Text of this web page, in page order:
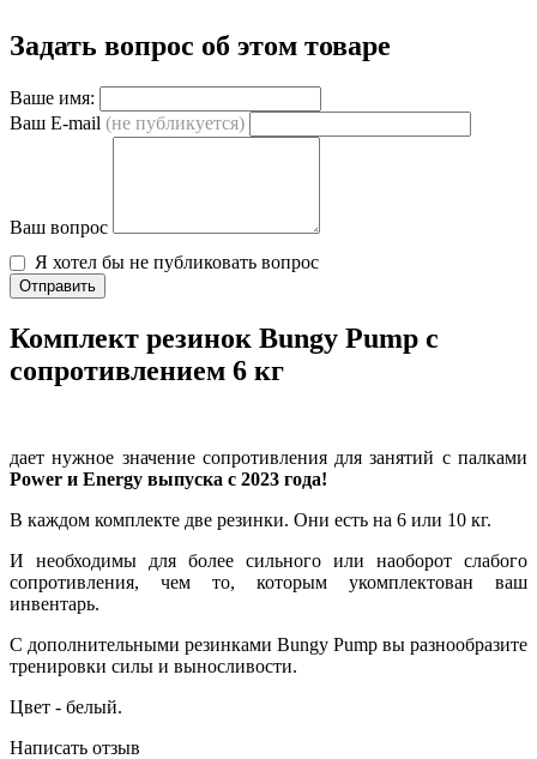
Задать вопрос об этом товаре
Ваше имя:
Ваш E-mail (не публикуется)
Ваш вопрос
Я хотел бы не публиковать вопрос
Отправить
Комплект резинок Bungy Pump с
сопротивлением 6 кг
дает нужное значение сопротивления для занятий с палками
Power и Energy выпуска с 2023 года!
В каждом комплекте две резинки. Они есть на 6 или 10 кг.
И необходимы для более сильного или наоборот слабого
сопротивления, чем то, которым укомплектован ваш
инвентарь.
С дополнительными резинками Bungy Pump вы разнообразите
тренировки силы и выносливости.
Цвет - белый.
Написать отзыв